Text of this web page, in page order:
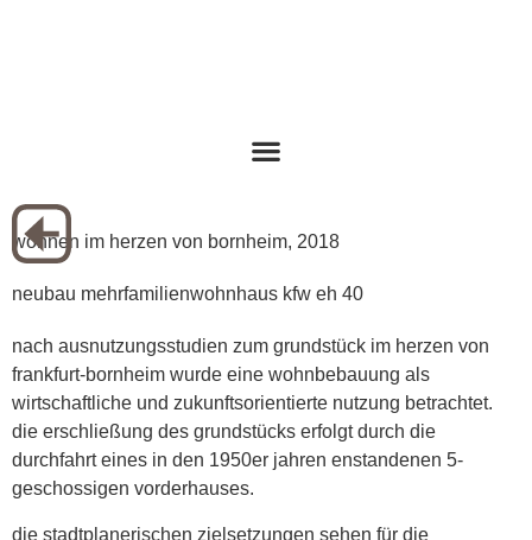
wohnen im herzen von bornheim, 2018
neubau mehrfamilienwohnhaus kfw eh 40
nach ausnutzungsstudien zum grundstück im herzen von
frankfurt-bornheim wurde eine wohnbebauung als
wirtschaftliche und zukunftsorientierte nutzung betrachtet.
die erschließung des grundstücks erfolgt durch die
durchfahrt eines in den 1950er jahren enstandenen 5-
geschossigen vorderhauses.
die stadtplanerischen zielsetzungen sehen für die